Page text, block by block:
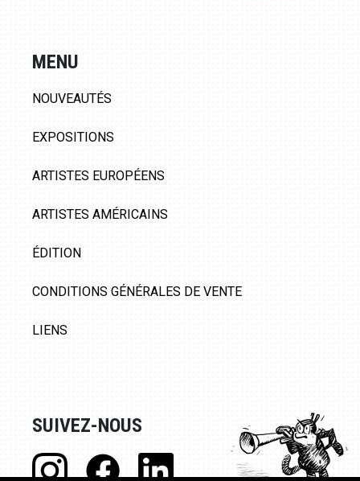
MENU
NOUVEAUTÉS
EXPOSITIONS
ARTISTES EUROPÉENS
ARTISTES AMÉRICAINS
ÉDITION
CONDITIONS GÉNÉRALES DE VENTE
LIENS
SUIVEZ-NOUS